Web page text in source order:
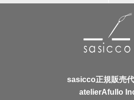
sasicco正規販売
atelierAfullo